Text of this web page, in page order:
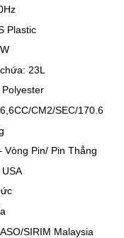
Plastic
23L
CM2/SEC/170.6
Vòng Pin/ Pin Thẳng
SIRIM Malaysia